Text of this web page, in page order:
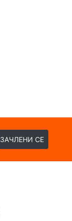
ЗАЧЛЕНИ СЕ